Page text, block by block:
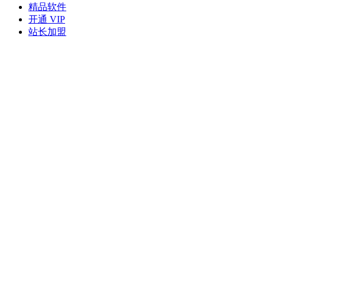
精品软件
开通 VIP
站长加盟